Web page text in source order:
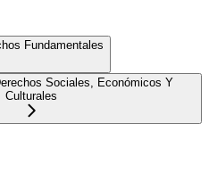
Fundamentales
Sociales, Económicos Y
Culturales